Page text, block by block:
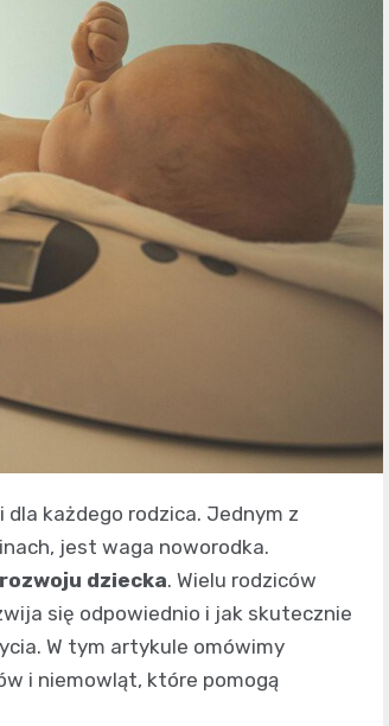
każdego rodzica. Jednym z
jest waga noworodka.
dziecka. Wielu rodziców
się odpowiednio i jak skutecznie
W tym artykule omówimy
i niemowląt, które pomogą